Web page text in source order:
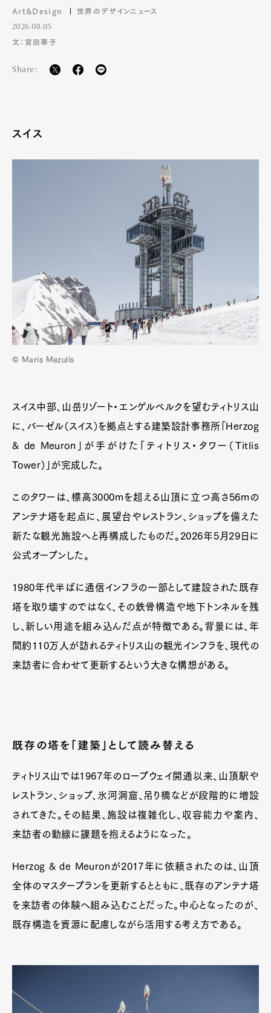
Art&Design 世界のデザインニュース
2026.08.05
文：宮田華子
Share:
スイス
© Maris Mezulis
スイス中部、山岳リゾート・エンゲルベルクを望むティトリス山
に、バーゼル（スイス）を拠点とする建築設計事務所「Herzog
& de Meuron」が手がけた「ティトリス・タワー（Titlis
Tower）」が完成した。
このタワーは、標高3000mを超える山頂に立つ高さ56mの
アンテナ塔を起点に、展望台やレストラン、ショップを備えた
新たな観光施設へと再構成したものだ。2026年5月29日に
公式オープンした。
1980年代半ばに通信インフラの一部として建設された既存
塔を取り壊すのではなく、その鉄骨構造や地下トンネルを残
し、新しい用途を組み込んだ点が特徴である。背景には、年
間約110万人が訪れるティトリス山の観光インフラを、現代の
来訪者に合わせて更新するという大きな構想がある。
既存の塔を「建築」として読み替える
ティトリス山では1967年のロープウェイ開通以来、山頂駅や
レストラン、ショップ、氷河洞窟、吊り橋などが段階的に増設
されてきた。その結果、施設は複雑化し、収容能力や案内、
来訪者の動線に課題を抱えるようになった。
Herzog & de Meuronが2017年に依頼されたのは、山頂
全体のマスタープランを更新するとともに、既存のアンテナ塔
を来訪者の体験へ組み込むことだった。中心となったのが、
既存構造を資源に配慮しながら活用する考え方である。